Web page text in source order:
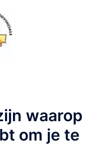
waarop
om je te